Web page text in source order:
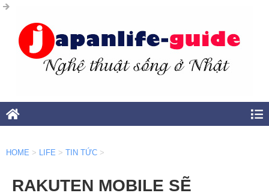
HOME > LIFE > TIN TỨC >
RAKUTEN MOBILE SẼ